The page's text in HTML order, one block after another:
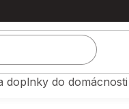
doplnky do domácnosti